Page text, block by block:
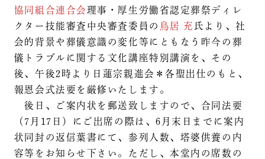
協同組合連合会理事・厚生労働省認定葬祭ディレ
クター技能審査中央審査委員の 鳥居 充 氏より、社
会的背景や葬儀意識の変化等にともなう昨今の葬
儀トラブルに関する文化講座特別講演を、その
後、午後2時より日蓮宗親進会＊各聖出仕のもと、
報恩会式法要を厳修いたします。
後日、ご案内状を郵送致しますので、合同法要
（7月17日）にご出席の際は、6月末日までに案内
状同封の返信葉書にて、参列人数、塔婆供養の内
容等をお知らせ下さい。ただし、本堂内の席数の